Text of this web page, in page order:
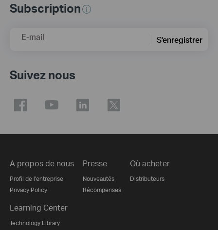
Subscription
E-mail S'enregistrer
Suivez nous
A propos de nous
Profil de l'entreprise
Privacy Policy
Presse
Nouveautés
Récompenses
Où acheter
Distributeurs
Learning Center
Technology Library